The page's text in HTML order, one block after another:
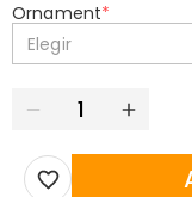
Ornament*
Elegir